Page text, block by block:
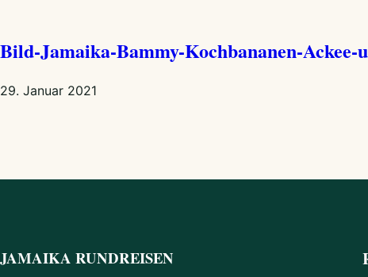
Bild-Jamaika-Bammy-Kochbananen-Ackee-
29. Januar 2021
JAMAIKA RUNDREISEN